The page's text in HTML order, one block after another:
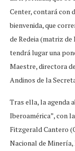
Center, contará con
bienvenida, que
de Redeia (matriz de
tendrá lugar una
Maestre, directora
Andinos de la
Tras ella, la agenda
Iberoamérica”, con
Fitzgerald Cantero
Nacional de